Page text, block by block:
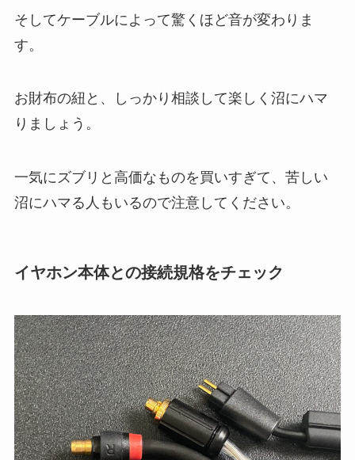
そしてケーブルによって驚くほど音が変わりま
す。
お財布の紐と、しっかり相談して楽しく沼にハマ
りましょう。
一気にズブリと高価なものを買いすぎて、苦しい
沼にハマる人もいるので注意してください。
イヤホン本体との接続規格をチェック